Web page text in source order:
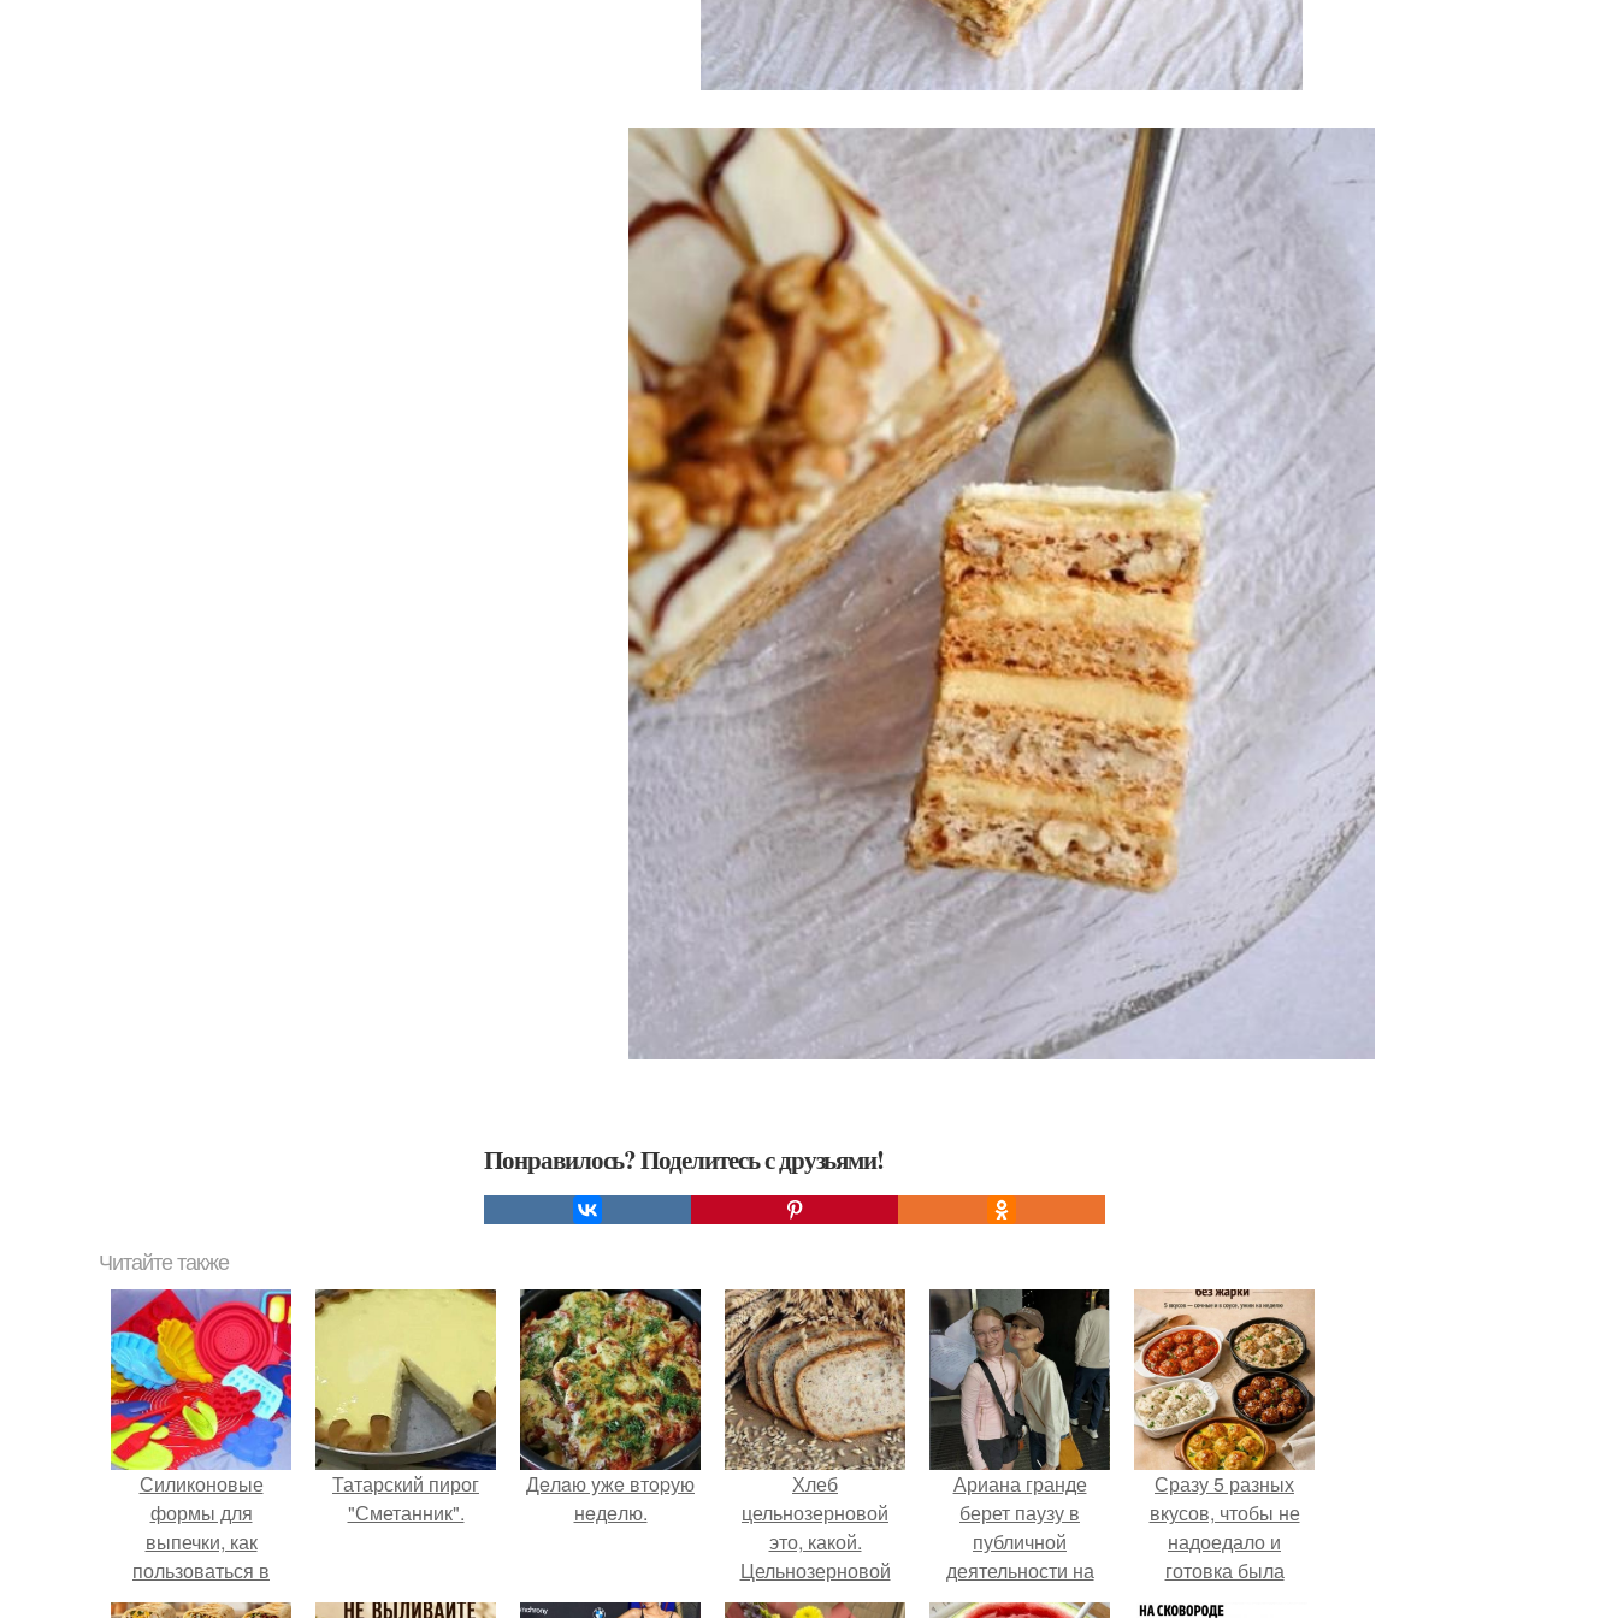
Понравилось? Поделитесь с друзьями!
Читайте также
Силиконовые
формы для
выпечки, как
пользоваться в
духовке. 9 правил
Татарский пирог
"Сметанник".
Дeлaю yжe втopую
нeдeлю.
Хлеб
цельнозерновой
это, какой.
Цельнозерновой
хлеб. Настоящий
Ариана гранде
берет паузу в
публичной
деятельности на
фоне слухов о
Сразу 5 разных
вкусов, чтобы не
надоедало и
готовка была
проще.